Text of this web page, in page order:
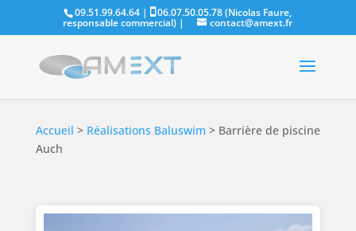
09.51.99.64.64 | 06.07.50.05.78 (Nicolas Faure,
responsable commercial) | contact@amext.fr
Accueil > Réalisations Baluswim > Barrière de piscine
Auch